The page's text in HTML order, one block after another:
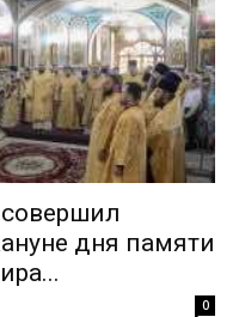
дня памяти
0